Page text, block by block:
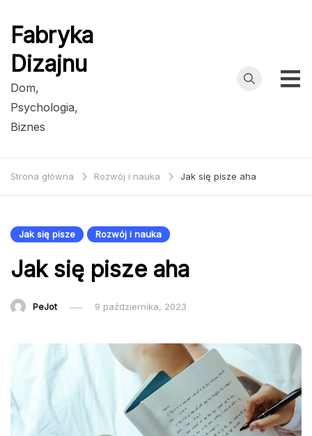
Fabryka
Dizajnu
Dom,
Psychologia,
Biznes
Strona główna Rozwój i nauka Jak się pisze aha
Jak się pisze Rozwój i nauka
Jak się pisze aha
PeJot 9 października, 2023